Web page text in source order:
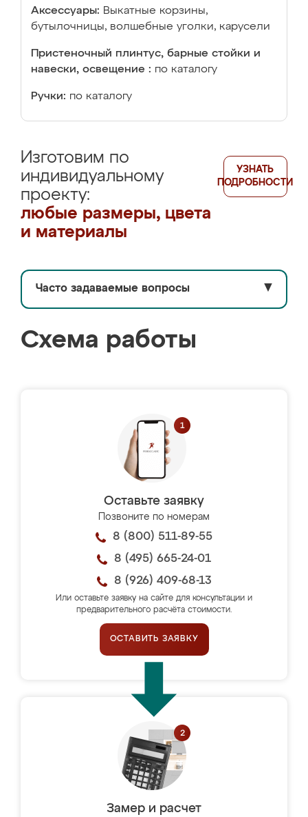
Аксессуары: Выкатные корзины,
бутылочницы, волшебные уголки, карусели
Пристеночный плинтус, барные стойки и
навески, освещение : по каталогу
Ручки: по каталогу
Изготовим по
индивидуальному
проекту:
любые размеры, цвета
и материалы
УЗНАТЬ
ПОДРОБНОСТИ
Часто задаваемые вопросы ▼
Схема работы
Оставьте заявку
Позвоните по номерам
8 (800) 511-89-55
8 (495) 665-24-01
8 (926) 409-68-13
Или оставьте заявку на сайте для консультации и
предварительного расчёта стоимости.
ОСТАВИТЬ ЗАЯВКУ
Замер и расчет